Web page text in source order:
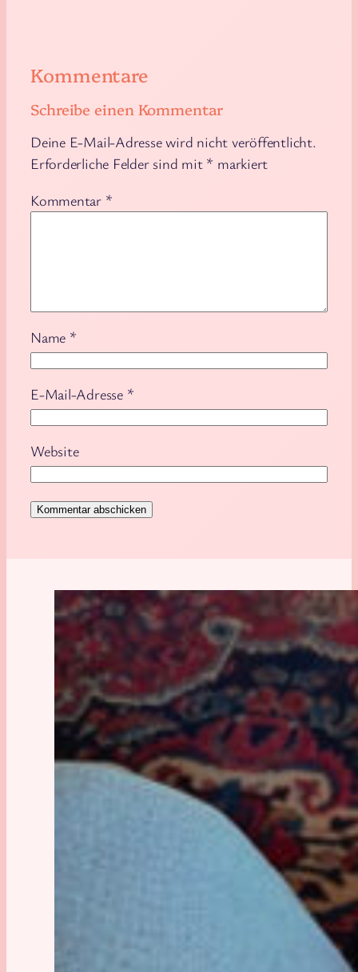
Kommentare
Schreibe einen Kommentar
Deine E-Mail-Adresse wird nicht veröffentlicht.
Erforderliche Felder sind mit * markiert
Kommentar *
Name *
E-Mail-Adresse *
Website